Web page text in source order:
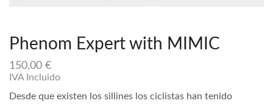
Phenom Expert with MIMIC
150,00 €
IVA Incluido
Desde que existen los sillines los ciclistas han tenido